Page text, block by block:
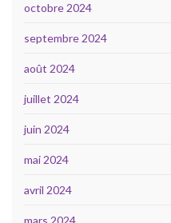
octobre 2024
septembre 2024
août 2024
juillet 2024
juin 2024
mai 2024
avril 2024
mars 2024